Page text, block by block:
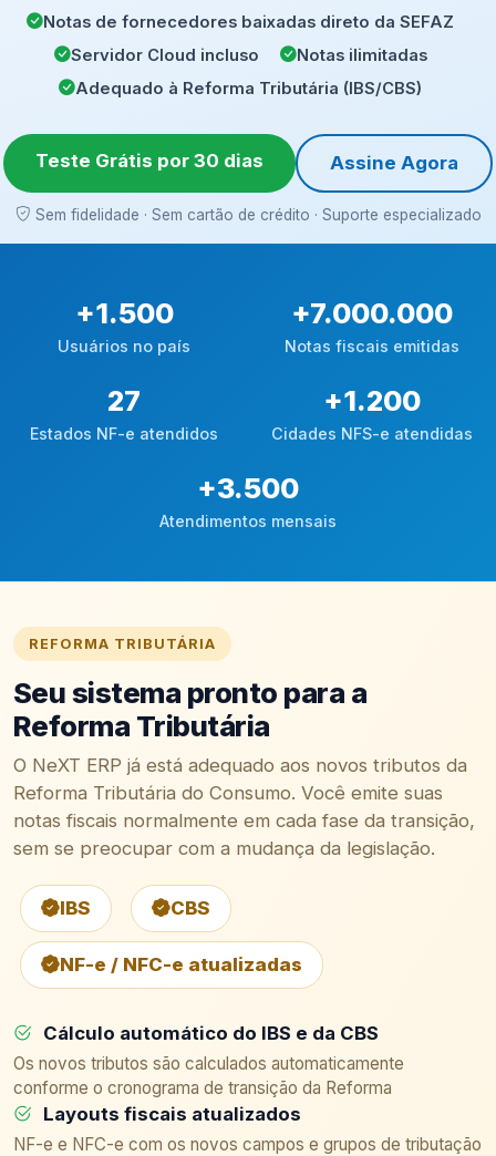
Notas de fornecedores baixadas direto da SEFAZ
Servidor Cloud incluso
Notas ilimitadas
Adequado à Reforma Tributária (IBS/CBS)
Teste Grátis por 30 dias Assine Agora
Sem fidelidade · Sem cartão de crédito · Suporte especializado
+1.500
Usuários no país
+7.000.000
Notas fiscais emitidas
27
Estados NF-e atendidos
+1.200
Cidades NFS-e atendidas
+3.500
Atendimentos mensais
REFORMA TRIBUTÁRIA
Seu sistema pronto para a
Reforma Tributária
O NeXT ERP já está adequado aos novos tributos da
Reforma Tributária do Consumo. Você emite suas
notas fiscais normalmente em cada fase da transição,
sem se preocupar com a mudança da legislação.
IBS CBS
NF-e / NFC-e atualizadas
Cálculo automático do IBS e da CBS
Os novos tributos são calculados automaticamente
conforme o cronograma de transição da Reforma
Layouts fiscais atualizados
NF-e e NFC-e com os novos campos e grupos de tributação